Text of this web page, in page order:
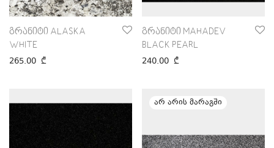
გრანიტი ALASKA
WHITE
265.00 ₾
გრანიტი MAHADEV
BLACK PEARL
240.00 ₾